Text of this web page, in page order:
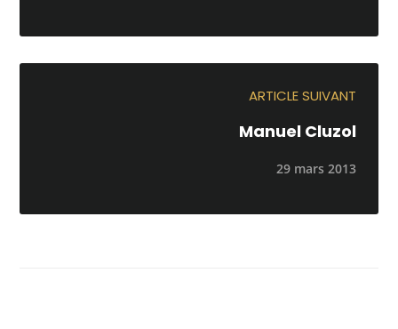
ARTICLE SUIVANT
Manuel Cluzol
29 mars 2013